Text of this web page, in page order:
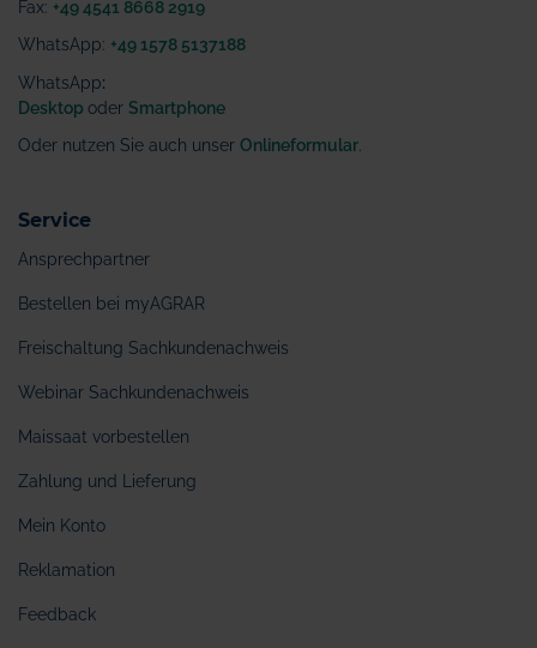
Fax: +49 4541 8668 2919
WhatsApp: +49 1578 5137188
WhatsApp:
Desktop oder Smartphone
Oder nutzen Sie auch unser Onlineformular
Service
Ansprechpartner
Bestellen bei myAGRAR
Freischaltung Sachkundenachweis
Webinar Sachkundenachweis
Maissaat vorbestellen
Zahlung und Lieferung
Mein Konto
Reklamation
Feedback